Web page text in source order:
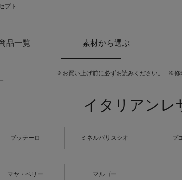
セプト
品一覧 素材から選ぶ
※お買い上げ前に必ずお読みください。 ※修
イタリアンレ
ブッテーロ ミネルバリスシオ プ
マヤ・ベリー マルゴー